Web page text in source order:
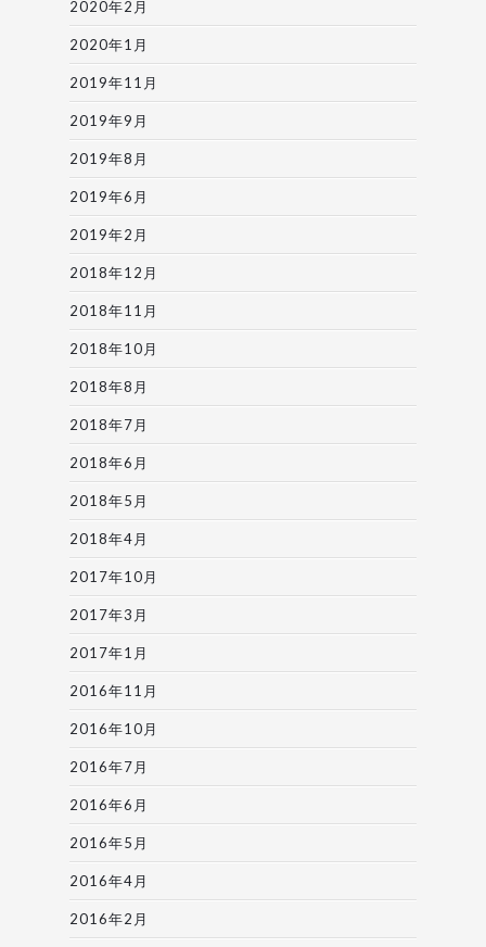
2020年2月
2020年1月
2019年11月
2019年9月
2019年8月
2019年6月
2019年2月
2018年12月
2018年11月
2018年10月
2018年8月
2018年7月
2018年6月
2018年5月
2018年4月
2017年10月
2017年3月
2017年1月
2016年11月
2016年10月
2016年7月
2016年6月
2016年5月
2016年4月
2016年2月